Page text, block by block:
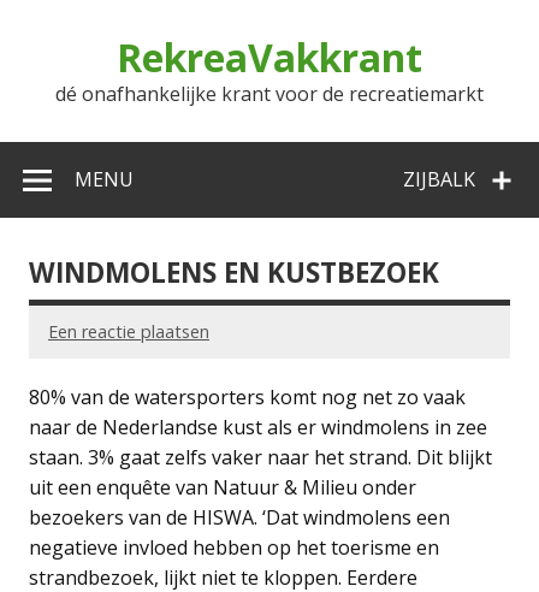
RekreaVakkrant
dé onafhankelijke krant voor de recreatiemarkt
ZIJBALK
MENU
WINDMOLENS EN KUSTBEZOEK
Een reactie plaatsen
80% van de watersporters komt nog net zo vaak
naar de Nederlandse kust als er windmolens in zee
staan. 3% gaat zelfs vaker naar het strand. Dit blijkt
uit een enquête van Natuur & Milieu onder
bezoekers van de HISWA. ‘Dat windmolens een
negatieve invloed hebben op het toerisme en
strandbezoek, lijkt niet te kloppen. Eerdere